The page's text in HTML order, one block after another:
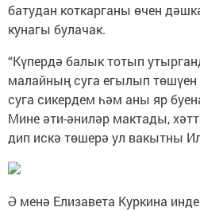
батудан коткарганы өчен
кунагы булачак.
“Күпердә балык тотып
малайның суга егылып төшүен
суга сикердем һәм аны яр
Мине әти-әниләр мактады,
дип искә төшерә ул вакытны
Ә менә Елизавета Куркина